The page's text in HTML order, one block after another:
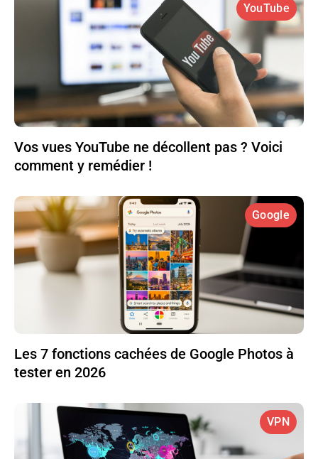
YouTube
Vos vues YouTube ne décollent pas ? Voici
comment y remédier !
Google
Les 7 fonctions cachées de Google Photos à
tester en 2026
VPN